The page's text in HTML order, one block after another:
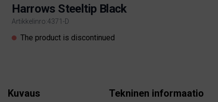
Harrows Steeltip Black
Artikkelinro:4371-D
Product information
The product is discontinued
Kuvaus Tekninen informaatio